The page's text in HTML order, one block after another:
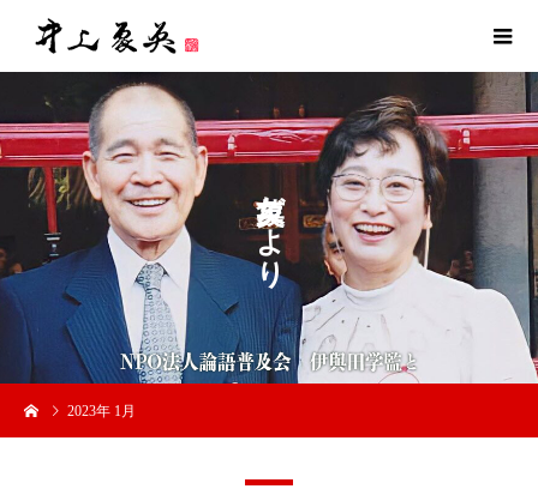
だ
よ
り
2023年 1月